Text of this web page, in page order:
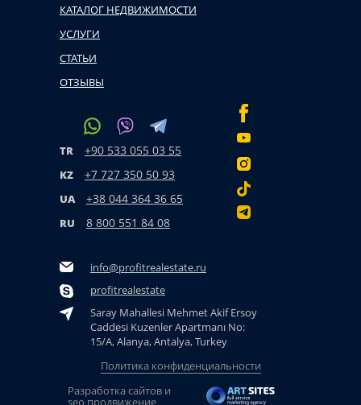
КАТАЛОГ НЕДВИЖИМОСТИ
УСЛУГИ
СТАТЬИ
ОТЗЫВЫ
TR +90 533 055 03 55
KZ +7 727 350 50 93
UA +38 044 364 36 65
RU 8 800 551 84 08
info@profitrealestate.ru
profitrealestate
Saray Mahallesi Mehmet Akif Ersoy
Caddesi Kuzenler Apartmanı No:
15/A, Alanya, Antalya, Turkey
Политика конфиденциальности
Разработка сайтов и
seo продвижение